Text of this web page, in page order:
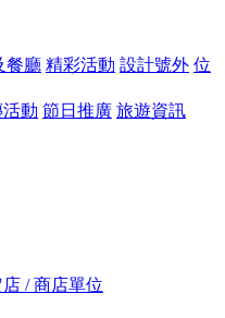
餐廳 精彩活動 設計號外 位
動 節日推廣 旅遊資訊
/ 商店單位